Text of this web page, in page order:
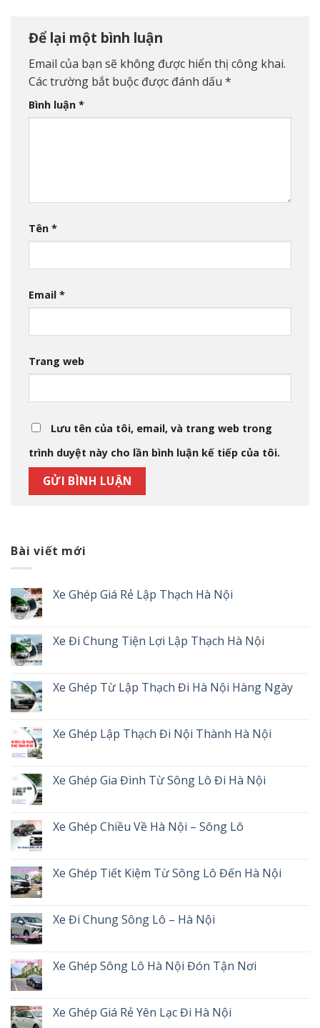
Để lại một bình luận
Email của bạn sẽ không được hiển thị công khai.
Các trường bắt buộc được đánh dấu *
Bình luận *
Tên *
Email *
Trang web
Lưu tên của tôi, email, và trang web trong
trình duyệt này cho lần bình luận kế tiếp của tôi.
Bài viết mới
Xe Ghép Giá Rẻ Lập Thạch Hà Nội
Xe Đi Chung Tiện Lợi Lập Thạch Hà Nội
Xe Ghép Từ Lập Thạch Đi Hà Nội Hàng Ngày
Xe Ghép Lập Thạch Đi Nội Thành Hà Nội
Xe Ghép Gia Đình Từ Sông Lô Đi Hà Nội
Xe Ghép Chiều Về Hà Nội – Sông Lô
Xe Ghép Tiết Kiệm Từ Sông Lô Đến Hà Nội
Xe Đi Chung Sông Lô – Hà Nội
Xe Ghép Sông Lô Hà Nội Đón Tận Nơi
Xe Ghép Giá Rẻ Yên Lạc Đi Hà Nội